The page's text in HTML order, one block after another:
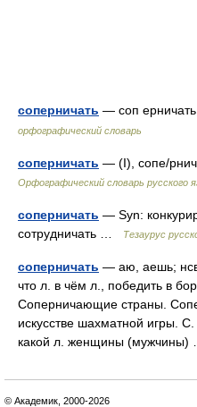
соперничать — соп
орфографический словарь
соперничать — (I), сопе/
Орфографический словарь русского
соперничать — Syn:
сотрудничать …
Тезаурус
соперничать — аю, аешь; нсв.
что л. в чём л., победить в
Соперничающие страны.
искусстве шахматной игры.
какой л. женщины
© Академик, 2000-2026